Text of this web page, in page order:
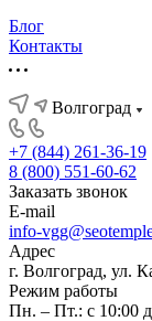
Блог
Контакты
Волгоград
+7 (844) 261-36-19
8 (800) 551-60-62
Заказать звонок
E-mail
info-
Адрес
г. Волгоград, ул.
Режим работы
Пн. – Пт.: с 10:00